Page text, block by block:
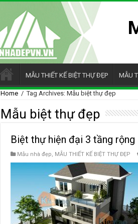
MẪU THIẾT KẾ BIỆT THỰ ĐẸP MẪU
Home / Tag Archives: Mẫu biệt thự đẹp
Mẫu biệt thự đẹp
Biệt thự hiện đại 3 tầng rộng
Mẫu nhà đẹp, MẪU THIẾT KẾ BIỆT THỰ ĐẸP